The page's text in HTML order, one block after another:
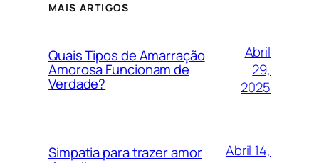
MAIS ARTIGOS
Quais Tipos de Amarração
Amorosa Funcionam de
Verdade?
Abril
29,
2025
Simpatia para trazer amor
Abril 14,